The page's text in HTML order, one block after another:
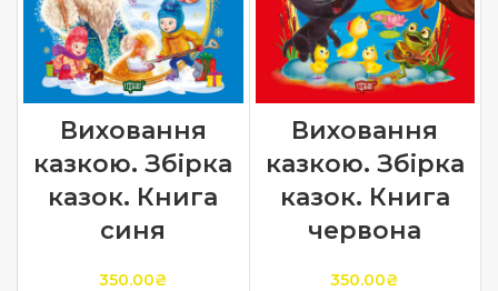
Виховання
казкою. Збірка
казок. Книга
синя
350.00₴
Виховання
казкою. Збірка
казок. Книга
червона
350.00₴